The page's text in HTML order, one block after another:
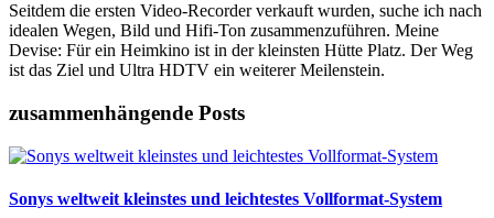
Seitdem die ersten Video-Recorder verkauft wurden, suche ich nach
idealen Wegen, Bild und Hifi-Ton zusammenzuführen. Meine
Devise: Für ein Heimkino ist in der kleinsten Hütte Platz. Der Weg
ist das Ziel und Ultra HDTV ein weiterer Meilenstein.
zusammenhängende Posts
Sonys weltweit kleinstes und leichtestes Vollformat-System